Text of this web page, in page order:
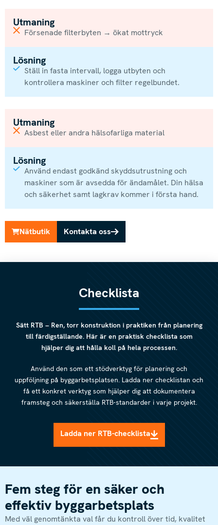
Utmaning
Försenade filterbyten → ökat mottryck
Lösning
Ställ in fasta intervall, logga utbyten och
kontrollera maskiner och filter regelbundet.
Utmaning
Asbest eller andra hälsofarliga material
Lösning
Använd endast godkänd skyddsutrustning och
maskiner som är avsedda för ändamålet. Din hälsa
och säkerhet samt lagkrav kommer i första hand.
Nätbutik Kontakta oss
Checklista
Sätt RTB – Ren, torr konstruktion i praktiken från planering
till färdigställande. Här är en praktisk checklista som
hjälper dig att hålla koll på hela processen.
Använd den som ett stödverktyg för planering och
uppföljning på byggarbetsplatsen. Ladda ner checklistan och
få ett konkret verktyg som hjälper dig att dokumentera
framsteg och säkerställa RTB-standarder i varje projekt.
Ladda ner RTB-checklista
Fem steg för en säker och
effektiv byggarbetsplats
Med väl genomtänkta val får du kontroll över tid, kvalitet